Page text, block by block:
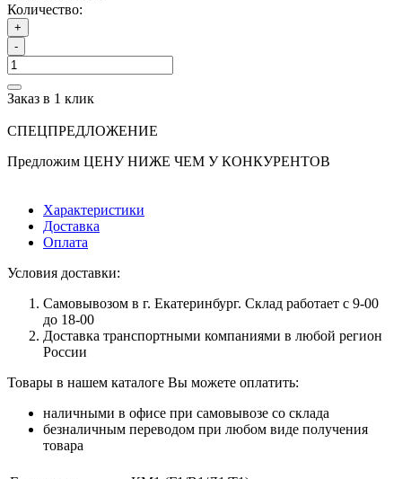
Количество:
+
-
Заказ в 1 клик
СПЕЦПРЕДЛОЖЕНИЕ
Предложим ЦЕНУ НИЖЕ ЧЕМ У КОНКУРЕНТОВ
Характеристики
Доставка
Оплата
Условия доставки:
Самовывозом в г. Екатеринбург. Склад работает с 9-00
до 18-00
Доставка транспортными компаниями в любой регион
России
Товары в нашем каталоге Вы можете оплатить:
наличными в офисе при самовывозе со склада
безналичным переводом при любом виде получения
товара